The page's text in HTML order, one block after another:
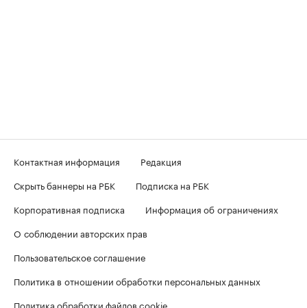
Контактная информация
Редакция
Скрыть баннеры на РБК
Подписка на РБК
Корпоративная подписка
Информация об ограничениях
О соблюдении авторских прав
Пользовательское соглашение
Политика в отношении обработки персональных данных
Политика обработки файлов cookie